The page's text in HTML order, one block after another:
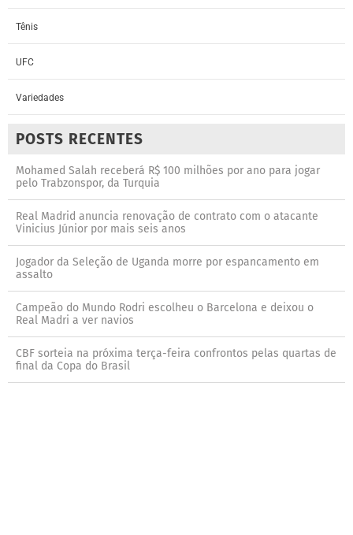
Tênis
UFC
Variedades
POSTS RECENTES
Mohamed Salah receberá R$ 100 milhões por ano para jogar
pelo Trabzonspor, da Turquia
Real Madrid anuncia renovação de contrato com o atacante
Vinicius Júnior por mais seis anos
Jogador da Seleção de Uganda morre por espancamento em
assalto
Campeão do Mundo Rodri escolheu o Barcelona e deixou o
Real Madri a ver navios
CBF sorteia na próxima terça-feira confrontos pelas quartas de
final da Copa do Brasil